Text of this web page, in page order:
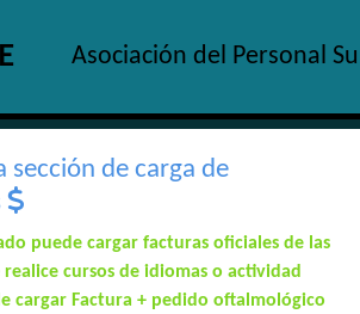
related functionality and
sección de carga de
puede cargar facturas oficiales de las
cursos de idiomas o actividad
cargar Factura + pedido oftalmológico
etc.
Asociación del Personal